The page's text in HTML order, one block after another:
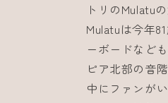
トリのMulatu
Mulatuは今年
ーボードなど
ピア北部の音
中にファンが